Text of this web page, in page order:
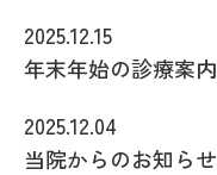
2025.12.15
年末年始の診療案内
2025.12.04
当院からのお知らせ